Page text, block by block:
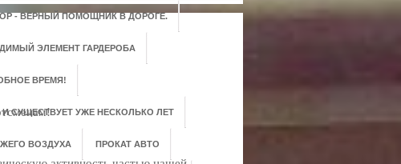
- ВЕРНЫЙ ПОМОЩНИК В ДОРОГЕ.
ЭЛЕМЕНТ ГАРДЕРОБА
ВРЕМЯ!
СУЩЕСТВУЕТ УЖЕ НЕСКОЛЬКО ЛЕТ
ВОЗДУХА ПРОКАТ АВТО